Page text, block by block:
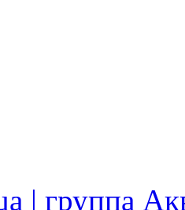
| группа